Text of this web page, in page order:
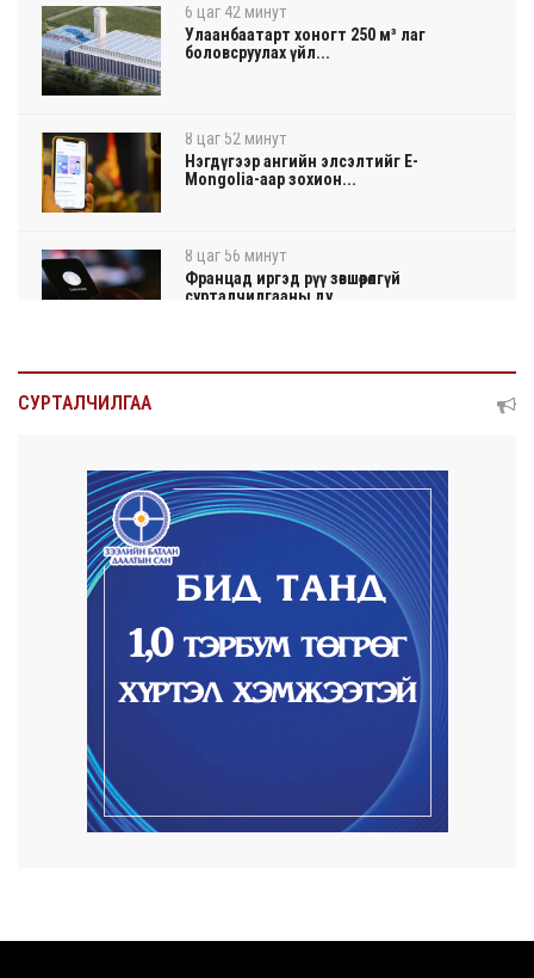
6 цаг 42 минут
Улаанбаатарт хоногт 250 м³ лаг
боловсруулах үйл...
8 цаг 52 минут
Нэгдүгээр ангийн элсэлтийг E-
Mongolia-аар зохион...
8 цаг 56 минут
Францад иргэд рүү зөвшөөрөлгүй
сурталчилгааны ду...
9 цагын өмнө
9 цаг 3 минут
Автомашины улсын дугаар сондгой
Улаанбаатарт өдөртөө 30 хэм дулаан
Улсын чанартай хатуу хучилттай авто
СУРТАЛЧИЛГАА